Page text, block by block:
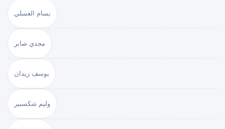
بسام العسلي
مجدي صابر
يوسف زيدان
وليم شكسبير